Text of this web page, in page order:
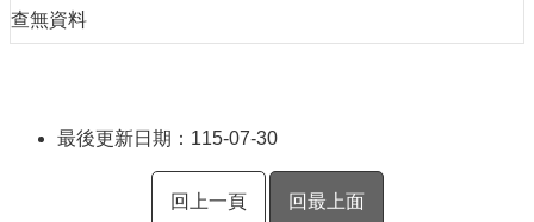
查無資料
最後更新日期：115-07-30
回上一頁 回最上面